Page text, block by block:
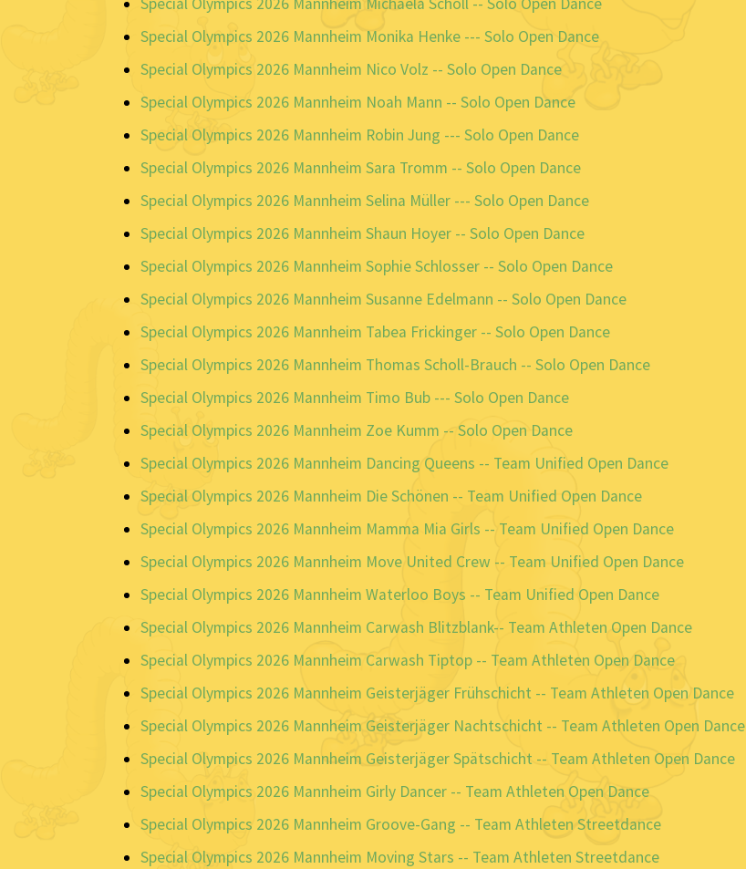
Special Olympics 2026 Mannheim Monika Henke --- Solo Open Dance
Special Olympics 2026 Mannheim Nico Volz -- Solo Open Dance
Special Olympics 2026 Mannheim Noah Mann -- Solo Open Dance
Special Olympics 2026 Mannheim Robin Jung --- Solo Open Dance
Special Olympics 2026 Mannheim Sara Tromm -- Solo Open Dance
Special Olympics 2026 Mannheim Selina Müller --- Solo Open Dance
Special Olympics 2026 Mannheim Shaun Hoyer -- Solo Open Dance
Special Olympics 2026 Mannheim Sophie Schlosser -- Solo Open Dance
Special Olympics 2026 Mannheim Susanne Edelmann -- Solo Open Dance
Special Olympics 2026 Mannheim Tabea Frickinger -- Solo Open Dance
Special Olympics 2026 Mannheim Thomas Scholl-Brauch -- Solo Open Dance
Special Olympics 2026 Mannheim Timo Bub --- Solo Open Dance
Special Olympics 2026 Mannheim Zoe Kumm -- Solo Open Dance
Special Olympics 2026 Mannheim Dancing Queens -- Team Unified Open Dance
Special Olympics 2026 Mannheim Die Schönen -- Team Unified Open Dance
Special Olympics 2026 Mannheim Mamma Mia Girls -- Team Unified Open Dance
Special Olympics 2026 Mannheim Move United Crew -- Team Unified Open Dance
Special Olympics 2026 Mannheim Waterloo Boys -- Team Unified Open Dance
Special Olympics 2026 Mannheim Carwash Blitzblank-- Team Athleten Open Dance
Special Olympics 2026 Mannheim Carwash Tiptop -- Team Athleten Open Dance
Special Olympics 2026 Mannheim Geisterjäger Frühschicht -- Team Athleten Open Dance
Special Olympics 2026 Mannheim Geisterjäger Nachtschicht -- Team Athleten Open Dance
Special Olympics 2026 Mannheim Geisterjäger Spätschicht -- Team Athleten Open Dance
Special Olympics 2026 Mannheim Girly Dancer -- Team Athleten Open Dance
Special Olympics 2026 Mannheim Groove-Gang -- Team Athleten Streetdance
Special Olympics 2026 Mannheim Moving Stars -- Team Athleten Streetdance